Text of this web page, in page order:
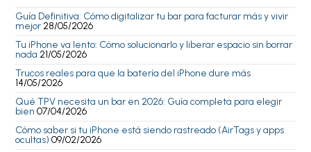
Guía Definitiva: Cómo digitalizar tu bar para facturar más y vivir
mejor 28/05/2026
Tu iPhone va lento: Cómo solucionarlo y liberar espacio sin borrar
nada 21/05/2026
Trucos reales para que la batería del iPhone dure más
14/05/2026
Qué TPV necesita un bar en 2026: Guía completa para elegir
bien 07/04/2026
Cómo saber si tu iPhone está siendo rastreado (AirTags y apps
ocultas) 09/02/2026